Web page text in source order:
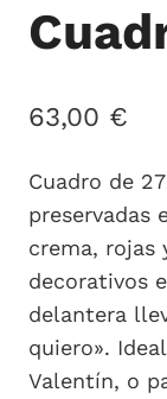
63,00 €
Cuadro de
preservadas
crema, rojas
decorativos
delantera
quiero».
Valentín, o